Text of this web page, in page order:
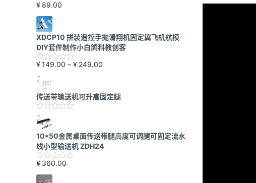
¥ 89.00
XDCP10 拼装遥控手抛滑翔机固定翼飞机航模
DIY套件制作小白鸽科教创客
¥149.00 – ¥ 249.00
围：
传送带输送机可升高固定腿
10*50金属桌面传送带腿高度可调腿可固定流水
线小型输送机 ZDH24
¥ 360.00